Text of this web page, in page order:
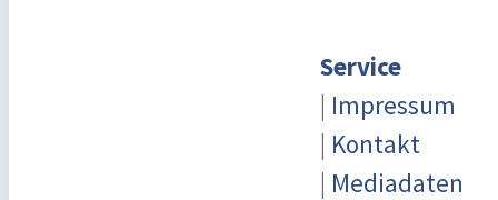
Service
| Impressum
| Kontakt
| Mediadaten